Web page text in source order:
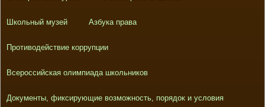
Школьный музей Азбука права
Противодействие коррупции
Всероссийская олимпиада школьников
Документы, фиксирующие возможность, порядок и условия